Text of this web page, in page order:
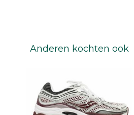
Anderen kochten ook